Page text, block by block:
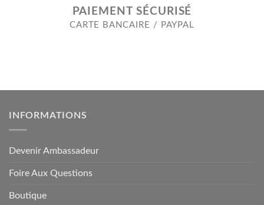
PAIEMENT SÉCURISÉ
CARTE BANCAIRE / PAYPAL
INFORMATIONS
Devenir Ambassadeur
Foire Aux Questions
Boutique